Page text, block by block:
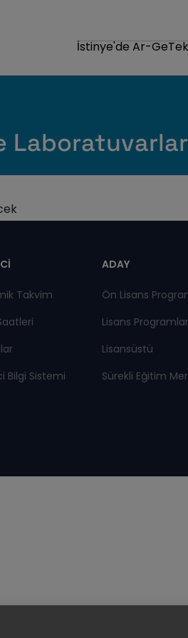
İstinye'de Ar-Ge
Laboratuvarlar
Takvim
Bilgi Sistemi
ADAY
Ön Lisans
Lisans
Lisansüstü
Sürekli Eğitim